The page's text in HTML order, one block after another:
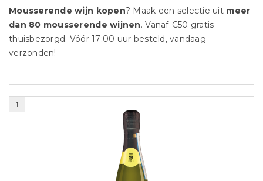
Mousserende wijn kopen? Maak een selectie uit meer
dan 80 mousserende wijnen. Vanaf €50 gratis
thuisbezorgd. Vóór 17:00 uur besteld, vandaag
verzonden!
1